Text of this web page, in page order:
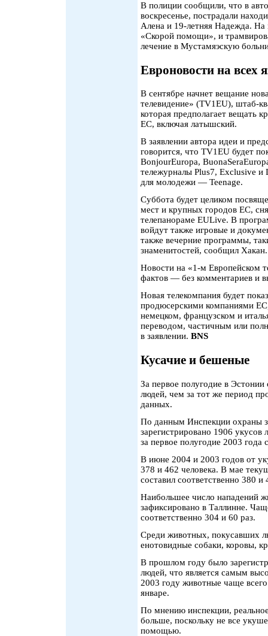
В полиции сообщили, что в
воскресенье, пострадали
Алена и 19-летняя Надежда.
«Скорой помощи», и
лечение в Мустамяэскую
Евроновости на всех
В сентябре начнет вещание
телевидение» (TV1EU), штаб-
которая предполагает вещать
ЕС, включая латышский.
В заявлении автора идеи и
говорится, что TV1EU будет
BonjourEuropa,
тележурналы Plus7, Exclusive и
для молодежи — Teenage.
Суббота будет целиком
мест и крупных городов ЕС,
телепанораме EULive. В
войдут также игровые и
также вечерние программы,
знаменитостей, сообщил Хакан.
Новости на «1-м Европейском
фактов — без комментариев и
Новая телекомпания будет
продюсерскими компаниями
немецком, французском и
переводом, частичным или
в заявлении. BNS
Кусачие и бешеные
За первое полугодие в
людей, чем за тот же период
данных.
По данным Инспекции охраны
зарегистрировано 1906
за первое полугодие 2003 года
В июне 2004 и 2003 годов от
378 и 462 человека. В мае
составил соответственно 380 и
Наибольшее число нападений
зафиксировано в Таллинне.
соответственно 304 и 60 раз.
Среди животных, покусавших
енотовидные собаки, коровы,
В прошлом году было
людей, что является самым
2003 году животные чаще
январе.
По мнению инспекции,
больше, поскольку не все
помощью.